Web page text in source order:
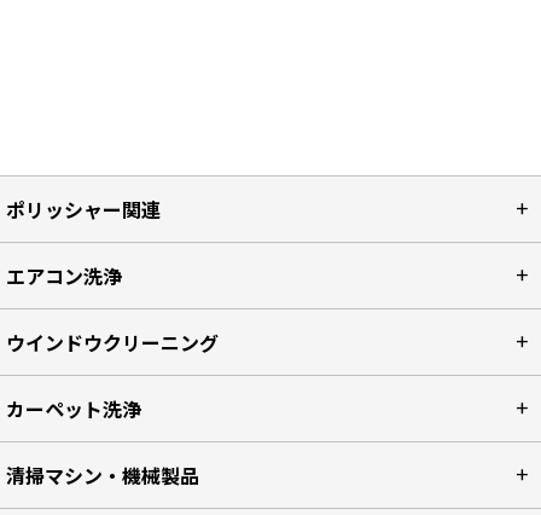
ポリッシャー関連
エアコン洗浄
ウインドウクリーニング
カーペット洗浄
清掃マシン・機械製品